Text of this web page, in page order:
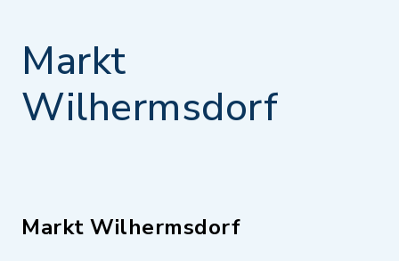
Markt
Wilhermsdorf
Markt Wilhermsdorf